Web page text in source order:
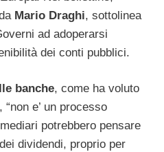
Mario Draghi, sottolinea
ad adoperarsi
dei conti pubblici.
banche, come ha voluto
e’ un processo
potrebbero pensare
dividendi, proprio per